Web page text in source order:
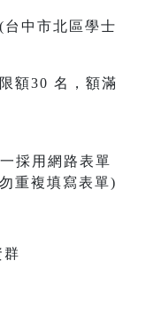
中市北區學士
額30 名，額滿
採用網路表單
重複填寫表單)
群